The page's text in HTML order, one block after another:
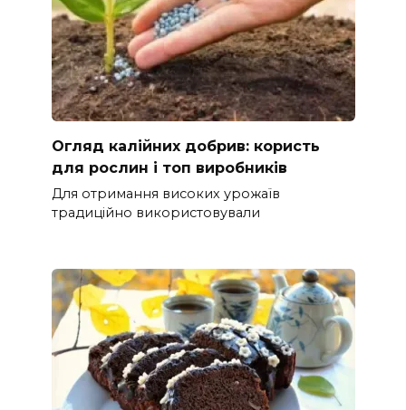
Огляд калійних добрив: користь
для рослин і топ виробників
Для отримання високих урожаїв
традиційно використовували